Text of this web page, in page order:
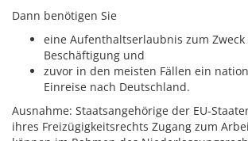
Dann benötigen Sie
eine Aufenthaltserlaubnis zum
Beschäftigung und
zuvor in den meisten Fällen ein
Einreise nach Deutschland.
Ausnahme: Staatsangehörige der EU-
ihres Freizügigkeitsrechts Zugang zum